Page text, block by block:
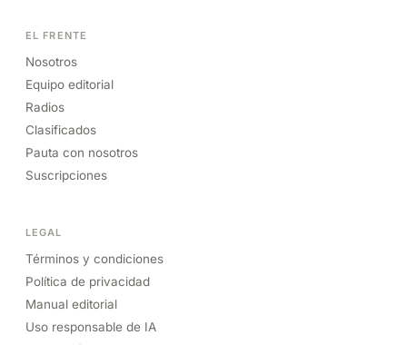
EL FRENTE
Nosotros
Equipo editorial
Radios
Clasificados
Pauta con nosotros
Suscripciones
LEGAL
Términos y condiciones
Política de privacidad
Manual editorial
Uso responsable de IA